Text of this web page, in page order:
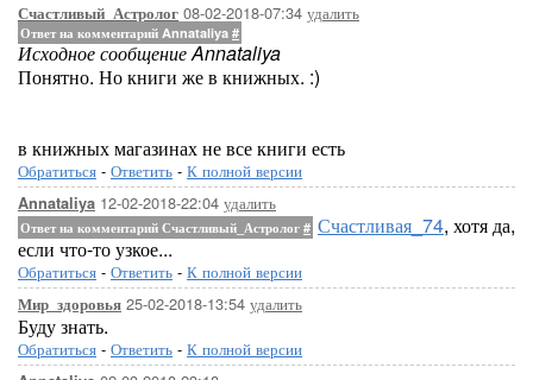
Счастливый_Астролог 08-02-2018-07:34 удалить
Ответ на комментарий Annataliya #
Исходное сообщение Annataliya
Понятно. Но книги же в книжных. :)
в книжных магазинах не все книги есть
Обратиться - Ответить - К полной версии
Annataliya 12-02-2018-22:04 удалить
Ответ на комментарий Счастливый_Астролог # Счастливая_74, хотя да,
если что-то узкое...
Обратиться - Ответить - К полной версии
Мир_здоровья 25-02-2018-13:54 удалить
Буду знать.
Обратиться - Ответить - К полной версии